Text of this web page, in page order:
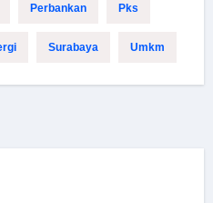
Perbankan Pks
Surabaya Umkm